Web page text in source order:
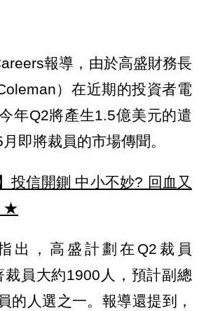
報導，由於高盛財務長
）在近期的投資者電
年Q2將產生1.5億美元的遣
即將裁員的市場傳聞。
投信開鍘 中小不妙? 回血又
★
出，高盛計劃在Q2裁員
裁員大約1900人，預計副總
的人選之一。報導還提到，